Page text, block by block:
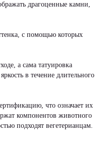
драгоценные камни,
с помощью которых
а сама татуировка
в течение длительного
что означает их
компонентов животного
подходят вегетерианцам.